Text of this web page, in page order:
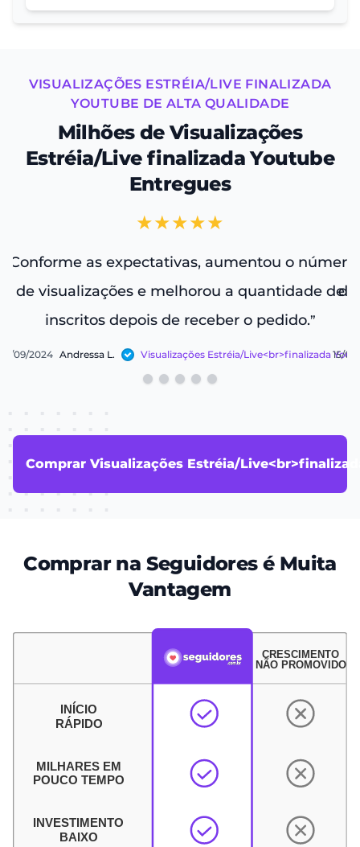
VISUALIZAÇÕES ESTRÉIA/LIVE FINALIZADA
YOUTUBE DE ALTA QUALIDADE
Milhões de Visualizações
Estréia/Live finalizada Youtube
Entregues
★★★★★
Conforme as expectativas, aumentou o número
de visualizações e melhorou a quantidade de
inscritos depois de receber o pedido.”
09/2024 Andressa L. 15/
Comprar Visualizações Estréia/
Comprar na Seguidores é Muita
Vantagem